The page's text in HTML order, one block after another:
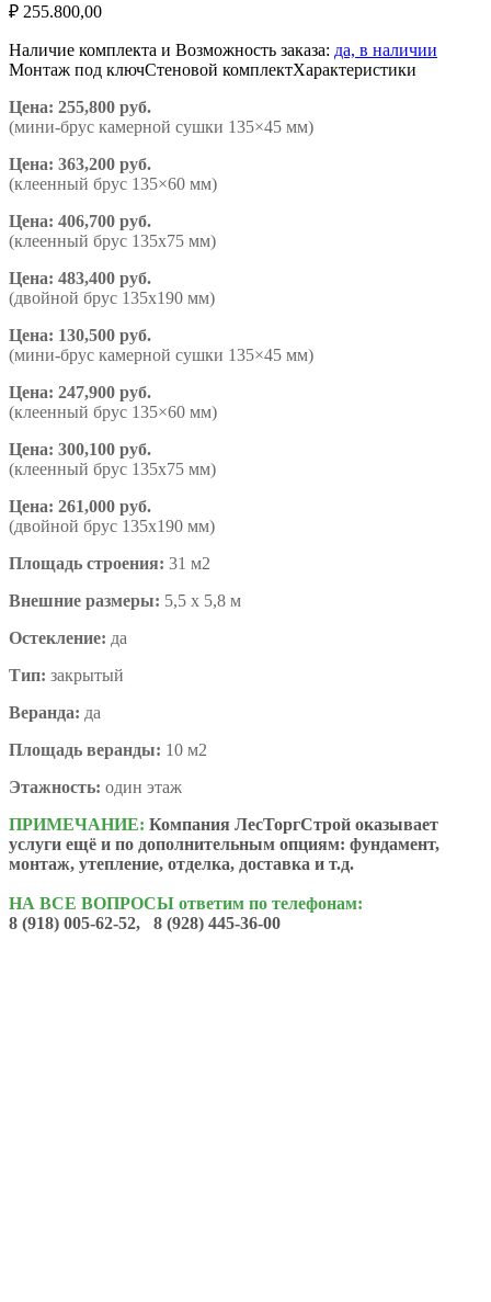
₽ 255.800,00
Наличие комплекта и Возможность заказа: да, в наличии
Монтаж под ключСтеновой комплектХарактеристики
Цена: 255,800 руб.
(мини-брус камерной сушки 135×45 мм)
Цена: 363,200 руб.
(клеенный брус 135×60 мм)
Цена: 406,700 руб.
(клеенный брус 135х75 мм)
Цена: 483,400 руб.
(двойной брус 135х190 мм)
Цена: 130,500 руб.
(мини-брус камерной сушки 135×45 мм)
Цена: 247,900 руб.
(клеенный брус 135×60 мм)
Цена: 300,100 руб.
(клеенный брус 135х75 мм)
Цена: 261,000 руб.
(двойной брус 135х190 мм)
Площадь строения: 31 м2
Внешние размеры: 5,5 х 5,8 м
Остекление: да
Тип: закрытый
Веранда: да
Площадь веранды: 10 м2
Этажность: один этаж
ПРИМЕЧАНИЕ: Компания ЛесТоргСтрой оказывает
услуги ещё и по дополнительным опциям: фундамент,
монтаж, утепление, отделка, доставка и т.д.
НА ВСЕ ВОПРОСЫ ответим по телефонам:
8 (918) 005-62-52, 8 (928) 445-36-00